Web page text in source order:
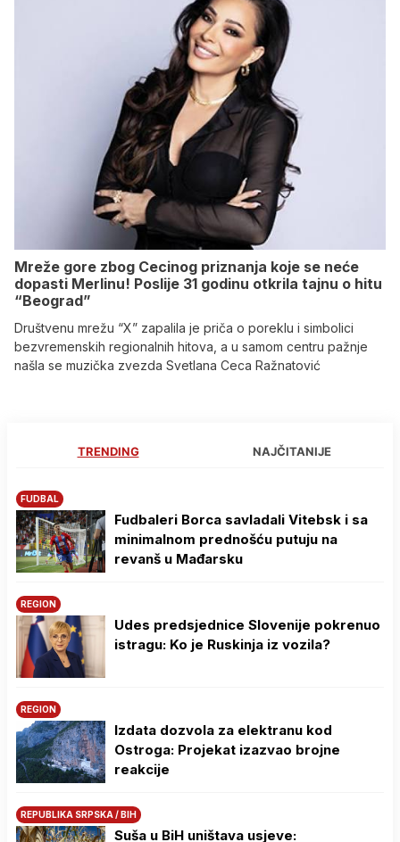
Mreže gore zbog Cecinog priznanja koje se neće
dopasti Merlinu! Poslije 31 godinu otkrila tajnu o hitu
“Beograd”
Društvenu mrežu “X” zapalila je priča o poreklu i simbolici
bezvremenskih regionalnih hitova, a u samom centru pažnje
našla se muzička zvezda Svetlana Ceca Ražnatović
TRENDING NAJČITANIJE
FUDBAL
Fudbaleri Borca savladali Vitebsk i sa
minimalnom prednošću putuju na
revanš u Mađarsku
REGION
Udes predsjednice Slovenije pokrenuo
istragu: Ko je Ruskinja iz vozila?
REGION
Izdata dozvola za elektranu kod
Ostroga: Projekat izazvao brojne
reakcije
REPUBLIKA SRPSKA / BIH
Suša u BiH uništava usjeve: